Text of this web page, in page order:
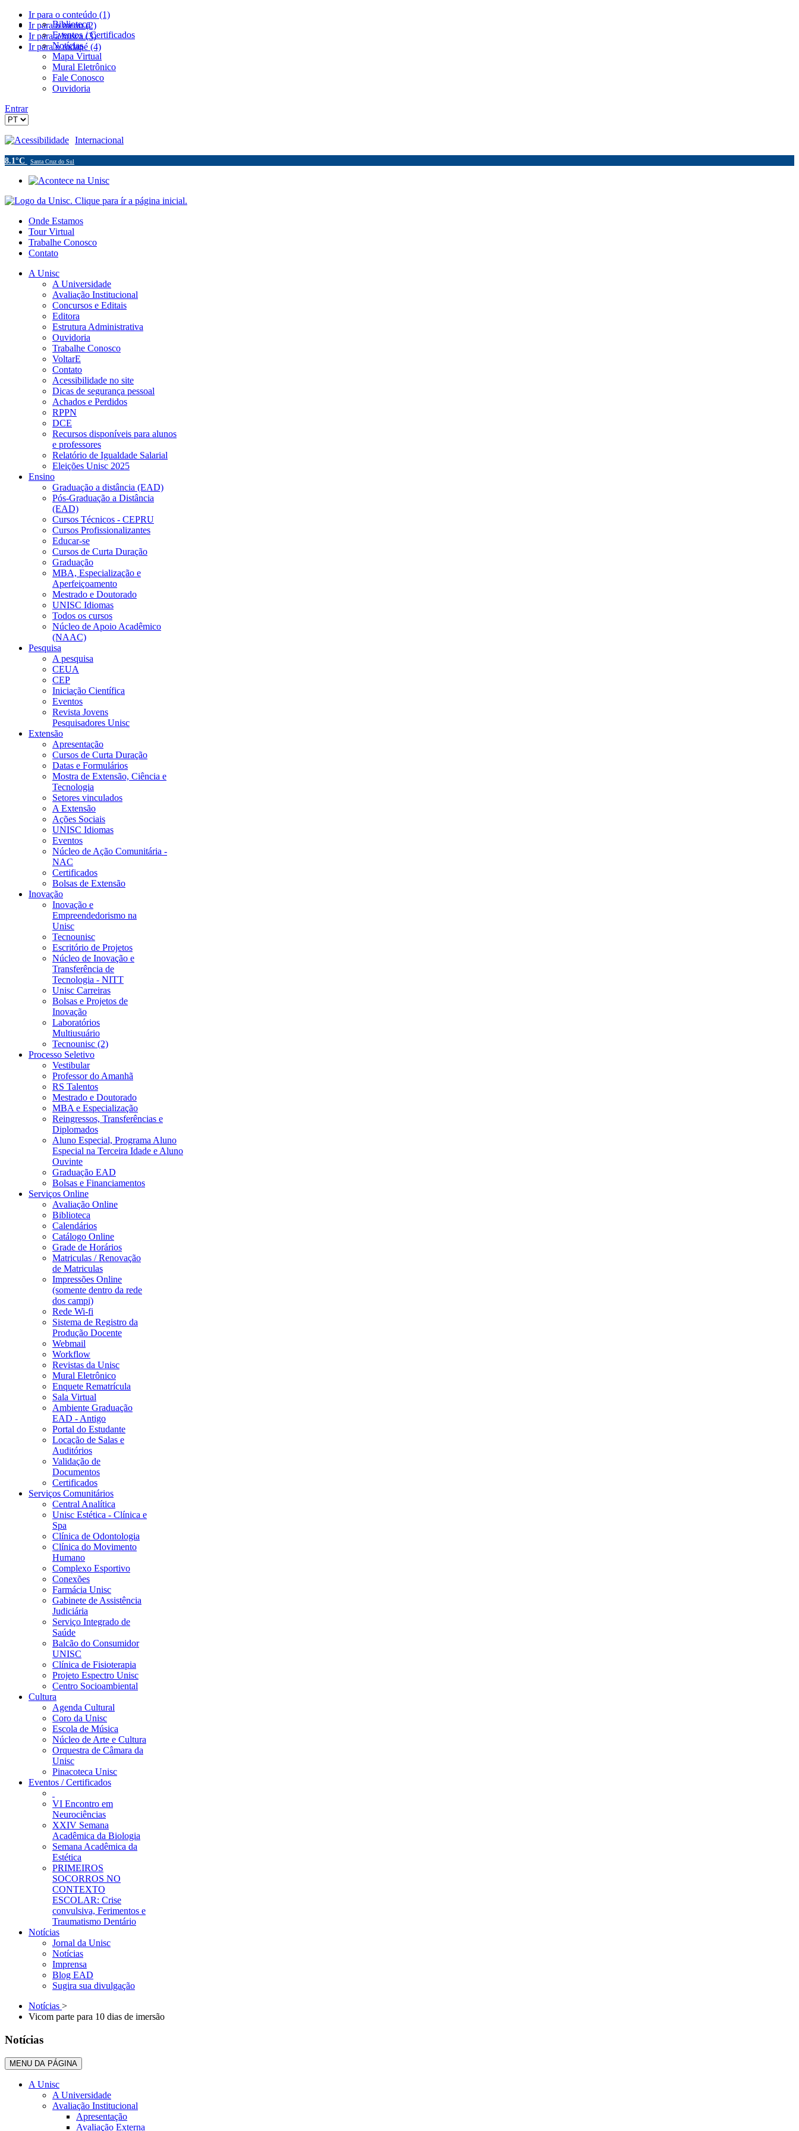
Ir para o conteúdo (1)
Ir para o menu (2)
Ir para a busca (3)
Ir para o rodapé (4)
Biblioteca
Eventos / Certificados
Notícias
Mapa Virtual
Mural Eletrônico
Fale Conosco
Ouvidoria
Entrar
Acessibilidade Internacional
8.1°C Santa Cruz do Sul
Onde Estamos
Tour Virtual
Trabalhe Conosco
Contato
A Unisc
A Universidade
Avaliação Institucional
Concursos e Editais
Editora
Estrutura Administrativa
Ouvidoria
Trabalhe Conosco
VoltarE
Contato
Acessibilidade no site
Dicas de segurança pessoal
Achados e Perdidos
RPPN
DCE
Recursos disponíveis para alunos
e professores
Relatório de Igualdade Salarial
Eleições Unisc 2025
Ensino
Graduação a distância (EAD)
Pós-Graduação a Distância
(EAD)
Cursos Técnicos - CEPRU
Cursos Profissionalizantes
Educar-se
Cursos de Curta Duração
Graduação
MBA, Especialização e
Aperfeiçoamento
Mestrado e Doutorado
UNISC Idiomas
Todos os cursos
Núcleo de Apoio Acadêmico
(NAAC)
Pesquisa
A pesquisa
CEUA
CEP
Iniciação Científica
Eventos
Revista Jovens
Pesquisadores Unisc
Extensão
Apresentação
Cursos de Curta Duração
Datas e Formulários
Mostra de Extensão, Ciência e
Tecnologia
Setores vinculados
A Extensão
Ações Sociais
UNISC Idiomas
Eventos
Núcleo de Ação Comunitária -
NAC
Certificados
Bolsas de Extensão
Inovação
Inovação e
Empreendedorismo na
Unisc
Tecnounisc
Escritório de Projetos
Núcleo de Inovação e
Transferência de
Tecnologia - NITT
Unisc Carreiras
Bolsas e Projetos de
Inovação
Laboratórios
Multiusuário
Tecnounisc (2)
Processo Seletivo
Vestibular
Professor do Amanhã
RS Talentos
Mestrado e Doutorado
MBA e Especialização
Reingressos, Transferências e
Diplomados
Aluno Especial, Programa Aluno
Especial na Terceira Idade e Aluno
Ouvinte
Graduação EAD
Bolsas e Financiamentos
Serviços Online
Avaliação Online
Biblioteca
Calendários
Catálogo Online
Grade de Horários
Matriculas / Renovação
de Matriculas
Impressões Online
(somente dentro da rede
dos campi)
Rede Wi-fi
Sistema de Registro da
Produção Docente
Webmail
Workflow
Revistas da Unisc
Mural Eletrônico
Enquete Rematrícula
Sala Virtual
Ambiente Graduação
EAD - Antigo
Portal do Estudante
Locação de Salas e
Auditórios
Validação de
Documentos
Certificados
Serviços Comunitários
Central Analítica
Unisc Estética - Clínica e
Spa
Clínica de Odontologia
Clínica do Movimento
Humano
Complexo Esportivo
Conexões
Farmácia Unisc
Gabinete de Assistência
Judiciária
Serviço Integrado de
Saúde
Balcão do Consumidor
UNISC
Clínica de Fisioterapia
Projeto Espectro Unisc
Centro Socioambiental
Cultura
Agenda Cultural
Coro da Unisc
Escola de Música
Núcleo de Arte e Cultura
Orquestra de Câmara da
Unisc
Pinacoteca Unisc
Eventos / Certificados
VI Encontro em
Neurociências
XXIV Semana
Acadêmica da Biologia
Semana Acadêmica da
Estética
PRIMEIROS
SOCORROS NO
CONTEXTO
ESCOLAR: Crise
convulsiva, Ferimentos e
Traumatismo Dentário
Notícias
Jornal da Unisc
Notícias
Imprensa
Blog EAD
Sugira sua divulgação
Notícias >
Vicom parte para 10 dias de imersão
Notícias
MENU DA PÁGINA
A Unisc
A Universidade
Avaliação Institucional
Apresentação
Avaliação Externa